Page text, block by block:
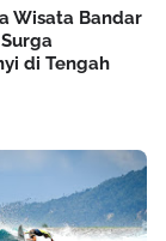
Wisata Bandar
di Tengah